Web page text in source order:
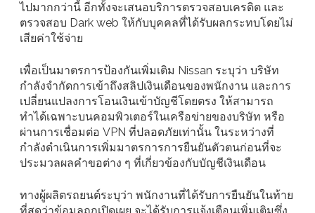
ไปมากกว่านี้ อีกทั้งจะเสนอบริการตรวจสอบเครดิต และ
ตรวจสอบ Dark web ให้กับบุคคลที่ได้รับผลกระทบโดยไม่
เสียค่าใช้จ่าย
เพื่อเป็นมาตรการป้องกันเพิ่มเติม Nissan ระบุว่า บริษัท
กำลังจำกัดการเข้าถึงสลิปเงินเดือนของพนักงาน และการ
เปลี่ยนแปลงการโอนเงินเข้าบัญชีโดยตรง ให้สามารถ
ทำได้เฉพาะบนคอมพิวเตอร์ในเครือข่ายของบริษัท หรือ
ผ่านการเชื่อมต่อ VPN ที่ปลอดภัยเท่านั้น ในระหว่างที่
กำลังดำเนินการเพิ่มมาตรการการยืนยันตัวตนก่อนที่จะ
ประมวลผลคำขอต่าง ๆ ที่เกี่ยวข้องกับบัญชีเงินเดือน
ทางผู้ผลิตรถยนต์ระบุว่า พนักงานที่ได้รับการยืนยันในท้าย